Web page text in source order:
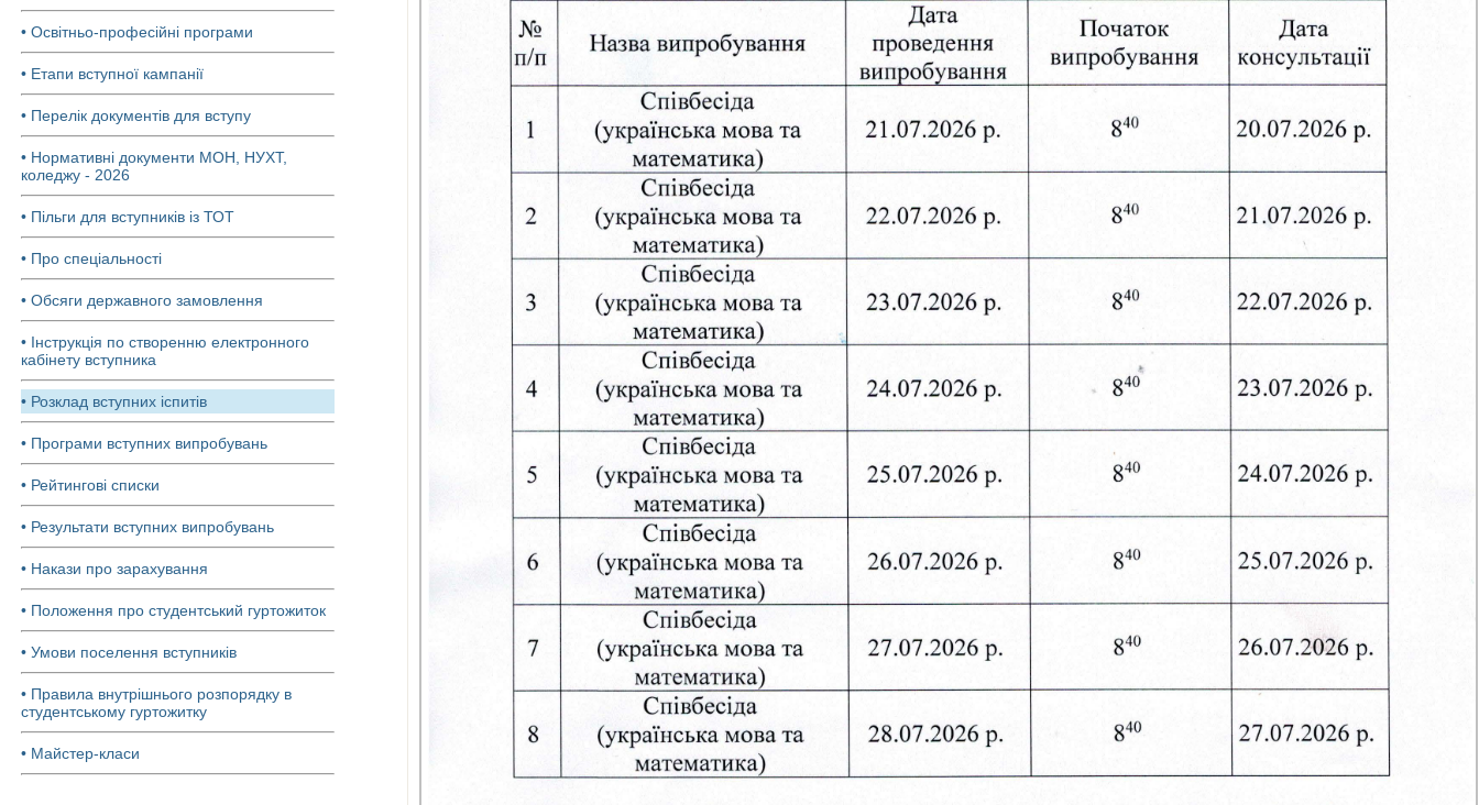
• Освітньо-професійні програми
• Етапи вступної кампанії
• Перелік документів для вступу
• Нормативні документи МОН, НУХТ,
коледжу - 2026
• Пільги для вступників із ТОТ
• Про спеціальності
• Обсяги державного замовлення
• Інструкція по створенню електронного
кабінету вступника
• Розклад вступних іспитів
• Програми вступних випробувань
• Рейтингові списки
• Результати вступних випробувань
• Накази про зарахування
• Положення про студентський гуртожиток
• Умови поселення вступників
• Правила внутрішнього розпорядку в
студентському гуртожитку
• Майстер-класи